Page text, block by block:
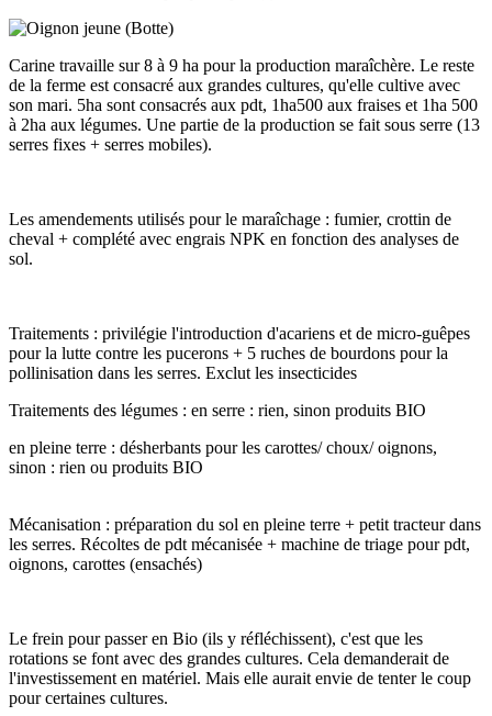
Carine travaille sur 8 à 9 ha pour la production maraîchère. Le reste
de la ferme est consacré aux grandes cultures, qu'elle cultive avec
son mari. 5ha sont consacrés aux pdt, 1ha500 aux fraises et 1ha 500
à 2ha aux légumes. Une partie de la production se fait sous serre (13
serres fixes + serres mobiles).
Les amendements utilisés pour le maraîchage : fumier, crottin de
cheval + complété avec engrais NPK en fonction des analyses de
sol.
Traitements : privilégie l'introduction d'acariens et de micro-guêpes
pour la lutte contre les pucerons + 5 ruches de bourdons pour la
pollinisation dans les serres. Exclut les insecticides
Traitements des légumes : en serre : rien, sinon produits BIO
en pleine terre : désherbants pour les carottes/ choux/ oignons,
sinon : rien ou produits BIO
Mécanisation : préparation du sol en pleine terre + petit tracteur dans
les serres. Récoltes de pdt mécanisée + machine de triage pour pdt,
oignons, carottes (ensachés)
Le frein pour passer en Bio (ils y réfléchissent), c'est que les
rotations se font avec des grandes cultures. Cela demanderait de
l'investissement en matériel. Mais elle aurait envie de tenter le coup
pour certaines cultures.